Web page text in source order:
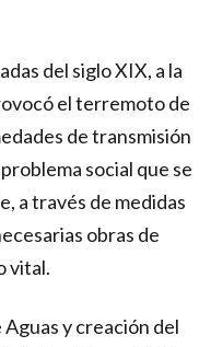
del siglo XIX, a la
el terremoto de
de transmisión
social que se
a través de medidas
obras de
vital.
Aguas y creación del